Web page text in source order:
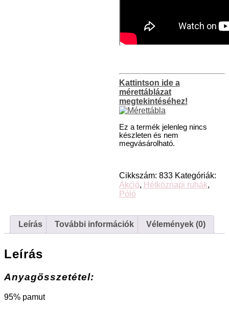
Kattintson ide a
mérettáblázat
megtekintéséhez!
Ez a termék jelenleg nincs
készleten és nem
megvásárolható.
Cikkszám: 833 Kategóriák:
Akció, Hétköznapi ruhák,
Póló
Leírás További információk Vélemények (0)
Leírás
Anyagösszetétel:
95% pamut